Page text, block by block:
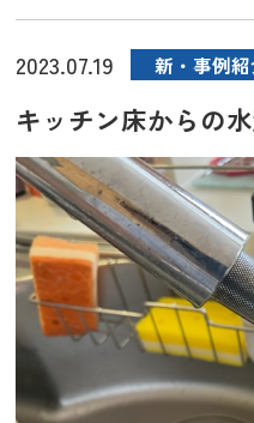
2023.07.19 新・事例
キッチン床からの